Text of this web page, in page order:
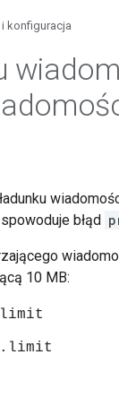
konfiguracja
błąd
10 MB: